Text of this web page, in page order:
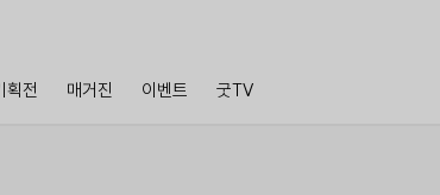
획전 매거진 이벤트 굿TV